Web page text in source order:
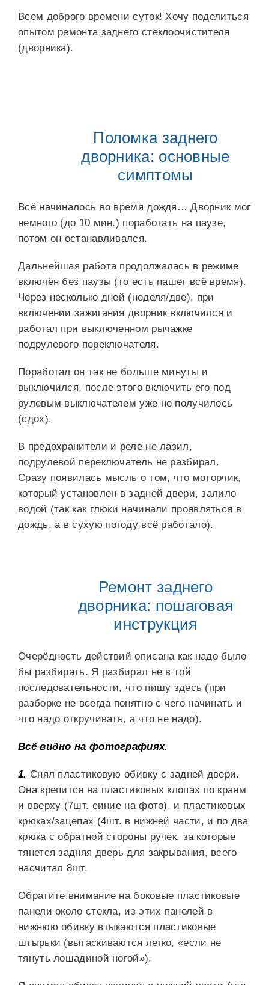
Всем доброго времени суток! Хочу поделиться
опытом ремонта заднего стеклоочистителя
(дворника).
Поломка заднего
дворника: основные
симптомы
Всё начиналось во время дождя… Дворник мог
немного (до 10 мин.) поработать на паузе,
потом он останавливался.
Дальнейшая работа продолжалась в режиме
включён без паузы (то есть пашет всё время).
Через несколько дней (неделя/две), при
включении зажигания дворник включился и
работал при выключенном рычажке
подрулевого переключателя.
Поработал он так не больше минуты и
выключился, после этого включить его под
рулевым выключателем уже не получилось
(сдох).
В предохранители и реле не лазил,
подрулевой переключатель не разбирал.
Сразу появилась мысль о том, что моторчик,
который установлен в задней двери, залило
водой (так как глюки начинали проявляться в
дождь, а в сухую погоду всё работало).
Ремонт заднего
дворника: пошаговая
инструкция
Очерёдность действий описана как надо было
бы разбирать. Я разбирал не в той
последовательности, что пишу здесь (при
разборке не всегда понятно с чего начинать и
что надо откручивать, а что не надо).
Всё видно на фотографиях.
1. Снял пластиковую обивку с задней двери.
Она крепится на пластиковых клопах по краям
и вверху (7шт. синие на фото), и пластиковых
крюках/зацепах (4шт. в нижней части, и по два
крюка с обратной стороны ручек, за которые
тянется задняя дверь для закрывания, всего
насчитал 8шт.
Обратите внимание на боковые пластиковые
панели около стекла, из этих панелей в
нижнюю обивку втыкаются пластиковые
штырьки (вытаскиваются легко, «если не
тянуть лошадиной ногой»).